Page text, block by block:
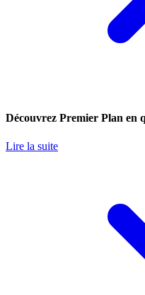
Découvrez Premier Plan en
Lire la suite